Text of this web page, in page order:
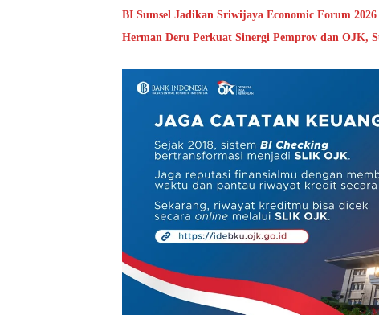
BI Sumsel Jadikan Sriwijaya Economic Forum
Herman Deru Perkuat Sinergi Pemprov dan OJK,